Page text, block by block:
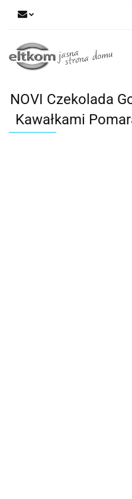
NOVI Czekolada
Kawałkami